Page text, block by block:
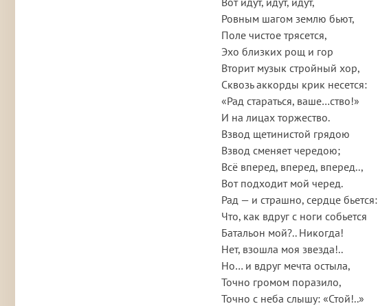
Ровным шагом землю бьют,
Поле чистое трясется,
Эхо близких рощ и гор
Вторит музык стройный хор,
Сквозь аккорды крик несется:
«Рад стараться, ваше…ство!»
И на лицах торжество.
Взвод щетинистой грядою
Взвод сменяет чередою;
Всё вперед, вперед, вперед..,
Вот подходит мой черед.
Рад — и страшно, сердце бьется:
Что, как вдруг с ноги собьется
Батальон мой?.. Никогда!
Нет, взошла моя звезда!..
Но… и вдруг мечта остыла,
Точно громом поразило,
Точно с неба слышу: «Стой!..»